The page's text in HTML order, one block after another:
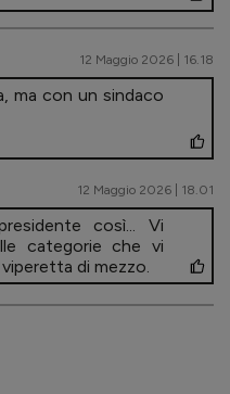
12 Maggio 2026 | 16.18
ma con un sindaco
12 Maggio 2026 | 18.01
così... Vi
categorie che vi
di mezzo.